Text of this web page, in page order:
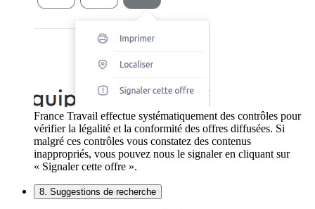
France Travail effectue systématiquement des contrôles pour
vérifier la légalité et la conformité des offres diffusées. Si
malgré ces contrôles vous constatez des contenus
inappropriés, vous pouvez nous le signaler en cliquant sur
« Signaler cette offre ».
8. Suggestions de recherche